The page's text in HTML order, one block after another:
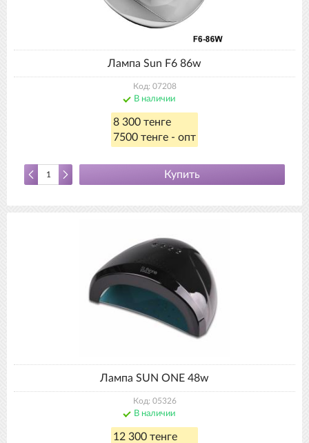
Лампа Sun F6 86w
Код: 07208
В наличии
8 300 тенге
7500 тенге - опт
Купить
Лампа SUN ONE 48w
Код: 05326
В наличии
12 300 тенге